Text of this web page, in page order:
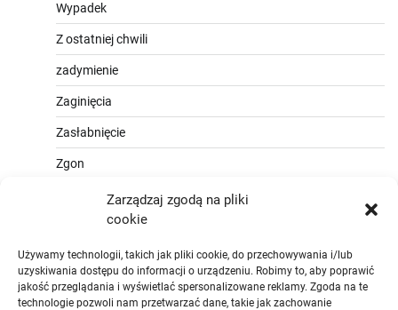
Zarządzaj zgodą na pliki
cookie
Używamy technologii, takich jak pliki cookie, do przechowywania i/lub
uzyskiwania dostępu do informacji o urządzeniu. Robimy to, aby poprawić
jakość przeglądania i wyświetlać spersonalizowane reklamy. Zgoda na te
technologie pozwoli nam przetwarzać dane, takie jak zachowanie
Wypadek
Z ostatniej chwili
zadymienie
Zaginięcia
Zasłabnięcie
Zgon